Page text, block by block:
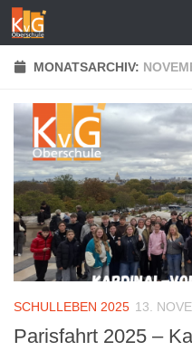
Zum Inhalt springen
MONATSARCHIV:
SCHULLEBEN 2025 13.
Parisfahrt 2025 –